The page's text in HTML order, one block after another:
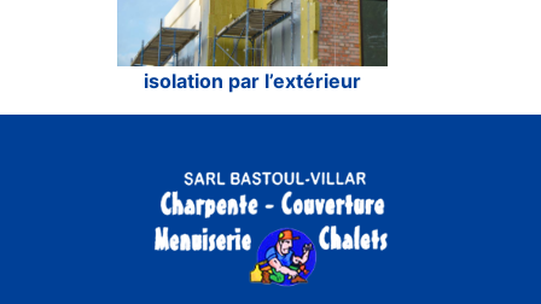
isolation par l’extérieur